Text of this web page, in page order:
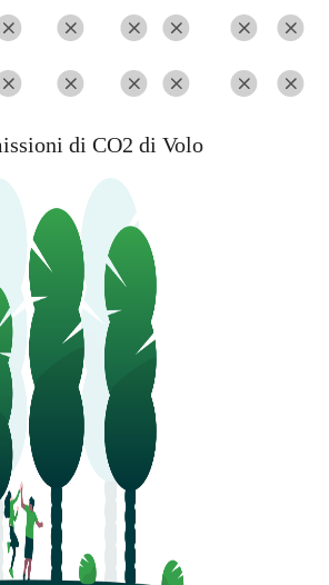
di CO2 di Volo